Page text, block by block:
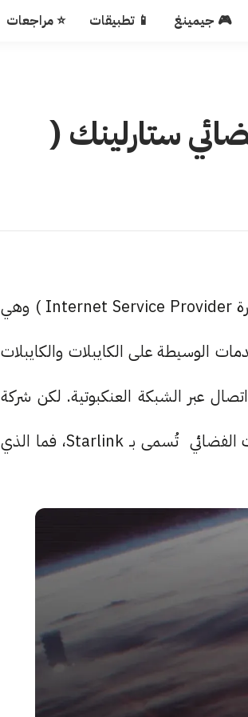
🎮 جيمينغ 📱 تطبيقات ⭐ مراجعات
ستارلينك (
نتصل بالإنترنت في المعتاد عبر خدمة إنترنت وسيطة ISP ( اختصارًا لعبارة Internet Service Provider ) وهي
الوسيطة على الكايبلات والكايبلات
عبر الشبكة العنكبوتية. لكن شركة
SpaceX كانت لديها فكرة أخرى تتيح للمستخدمين الإتصال عبر الإنترنت الفضائي تُسمى بـ Starlink، فما الذي